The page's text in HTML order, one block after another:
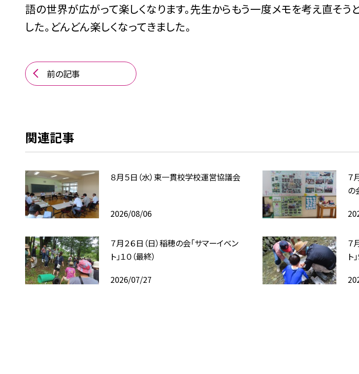
語の世界が広がって楽しくなります。先生からもう一度メモを考え直そう
した。どんどん楽しくなってきました。
前の記事
関連記事
８月５日（水）東一貫校学校運営協議会
2026/08/06
７
の
７月２６日（日）稲穂の会「サマーイベン
ト」１０（最終）
2026/07/27
７
ト